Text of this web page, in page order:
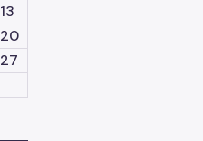
13
20
27